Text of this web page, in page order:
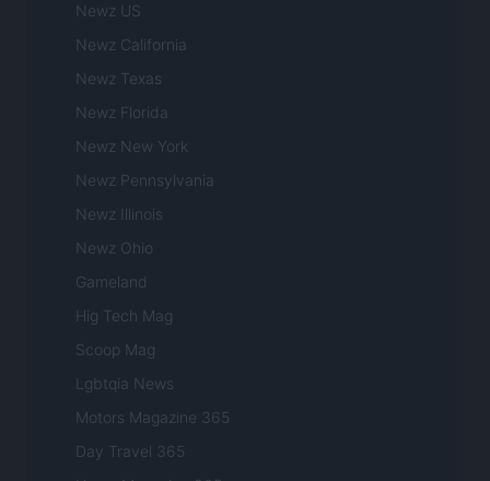
Newz US
Newz California
Newz Texas
Newz Florida
Newz New York
Newz Pennsylvania
Newz Illinois
Newz Ohio
Gameland
Hig Tech Mag
Scoop Mag
Lgbtqia News
Motors Magazine 365
Day Travel 365